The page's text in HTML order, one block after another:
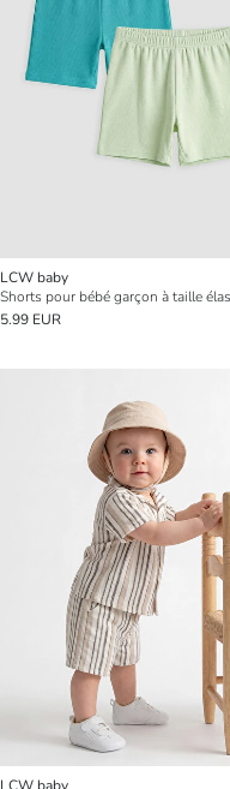
LCW baby
5.99 EUR
LCW baby